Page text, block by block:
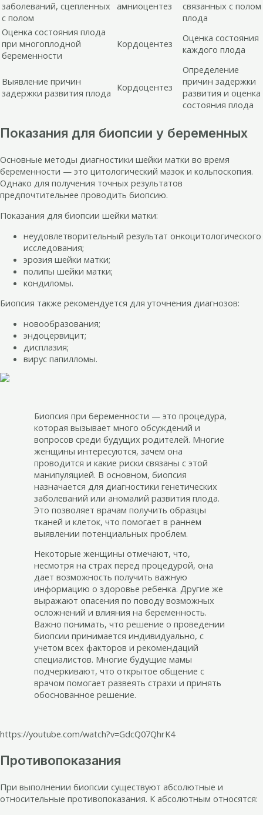
заболеваний, сцепленных
с полом
амниоцентез
связанных с полом
плода
Оценка состояния плода
при многоплодной
беременности
Кордоцентез
Оценка состояния
каждого плода
Выявление причин
задержки развития плода Кордоцентез
Определение
причин задержки
развития и оценка
состояния плода
Показания для биопсии у беременных
Основные методы диагностики шейки матки во время
беременности — это цитологический мазок и кольпоскопия.
Однако для получения точных результатов
предпочтительнее проводить биопсию.
Показания для биопсии шейки матки:
неудовлетворительный результат онкоцитологического
исследования;
эрозия шейки матки;
полипы шейки матки;
кондиломы.
Биопсия также рекомендуется для уточнения диагнозов:
новообразования;
эндоцервицит;
дисплазия;
вирус папилломы.
Биопсия при беременности — это процедура,
которая вызывает много обсуждений и
вопросов среди будущих родителей. Многие
женщины интересуются, зачем она
проводится и какие риски связаны с этой
манипуляцией. В основном, биопсия
назначается для диагностики генетических
заболеваний или аномалий развития плода.
Это позволяет врачам получить образцы
тканей и клеток, что помогает в раннем
выявлении потенциальных проблем.
Некоторые женщины отмечают, что,
несмотря на страх перед процедурой, она
дает возможность получить важную
информацию о здоровье ребенка. Другие же
выражают опасения по поводу возможных
осложнений и влияния на беременность.
Важно понимать, что решение о проведении
биопсии принимается индивидуально, с
учетом всех факторов и рекомендаций
специалистов. Многие будущие мамы
подчеркивают, что открытое общение с
врачом помогает развеять страхи и принять
обоснованное решение.
https://youtube.com/watch?v=GdcQ07QhrK4
Противопоказания
При выполнении биопсии существуют абсолютные и
относительные противопоказания. К абсолютным относятся: